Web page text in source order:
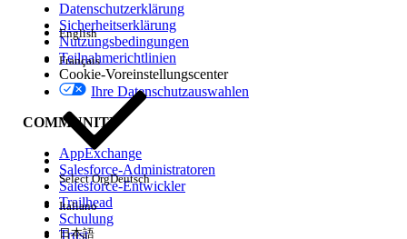
Edition
Erfahrung
Datenschutzerklärung
Sicherheitserklärung
Nutzungsbedingungen
Teilnahmerichtlinien
Cookie-Voreinstellungscenter
Ihre Datenschutzauswahlen
COMMUNITY
AppExchange
Salesforce-Administratoren
Salesforce-Entwickler
Trailhead
Schulung
Trust
English
Français
Select OrgDeutsch
Italiano
日本語